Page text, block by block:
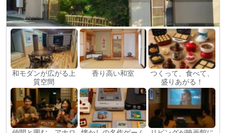
和モダンが広がる上
質空間
香り高い和室
つくって、食べて、
盛りあがる！